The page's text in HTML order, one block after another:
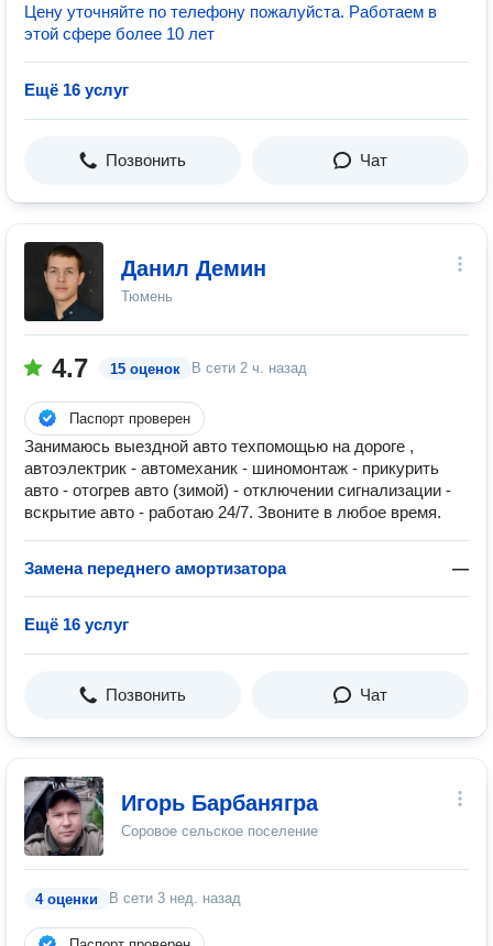
Цену уточняйте по телефону пожалуйста. Работаем в
этой сфере более 10 лет
Ещё 16 услуг
Позвонить Чат
Данил Демин
Тюмень
4.7 15 оценок В сети 2 ч. назад
Паспорт проверен
Занимаюсь выездной авто техпомощью на дороге ,
автоэлектрик - автомеханик - шиномонтаж - прикурить
авто - отогрев авто (зимой) - отключении сигнализации -
вскрытие авто - работаю 24/7. Звоните в любое время.
Замена переднего амортизатора —
Ещё 16 услуг
Позвонить Чат
Игорь Барбанягра
Соровое сельское поселение
4 оценки В сети 3 нед. назад